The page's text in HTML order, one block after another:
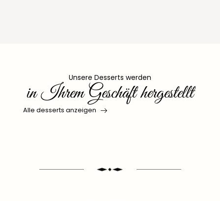
Unsere Desserts werden
in Ihrem Geschäft hergestellt
Alle desserts anzeigen